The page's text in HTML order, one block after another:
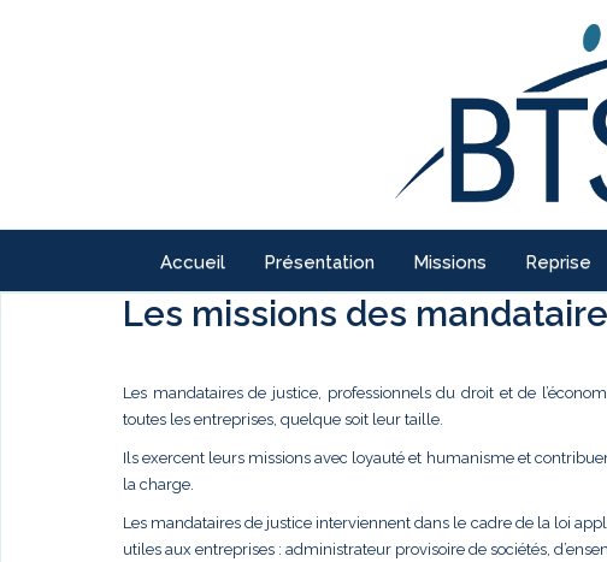
Accueil Présentation Missions Reprise
Les missions des
Les mandataires de justice, professionnels du droit et de
toutes les entreprises, quelque soit leur taille.
Ils exercent leurs missions avec loyauté et humanisme et
la charge.
Les mandataires de justice interviennent dans le cadre de la loi
utiles aux entreprises : administrateur provisoire de sociétés,